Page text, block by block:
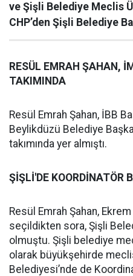
ve Şişli Belediye Meclis
CHP’den Şişli Belediye
RESÜL EMRAH ŞAHAN,
TAKIMINDA
Resül Emrah Şahan, İBB
Beylikdüzü Belediye
takımında yer almıştı.
ŞİŞLİ'DE KOORDİNATÖR
Resül Emrah Şahan,
seçildikten sora, Şişli
olmuştu. Şişli belediye
olarak büyükşehirde
Belediyesi’nde de